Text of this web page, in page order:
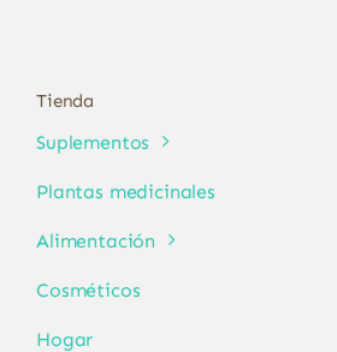
Tienda
Suplementos
Plantas medicinales
Alimentación
Cosméticos
Hogar